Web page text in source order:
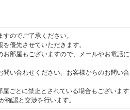
のでご了承ください。
優先させていただきます。
部屋もございますので、メールやお電話に
い合わせください。お客様からのお問い合
ごとに禁止とされている場合もございます
確認と交渉を行います。